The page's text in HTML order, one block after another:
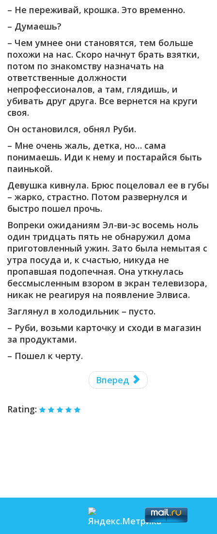
– Не переживай, крошка. Это временно.
– Думаешь?
– Чем умнее они становятся, тем больше
похожи на нас. Скоро начнут брать взятки,
потом по знакомству назначать на
ответственные должности
непрофессионалов, а там, глядишь, и
убивать друг друга. Все вернется на круги
своя.
Он остановился, обнял Руби.
– Мне очень жаль, детка, но… сама
понимаешь. Иди к нему и постарайся быть
паинькой.
Девушка кивнула. Брюс поцеловал ее в губы
– жарко, страстно. Потом развернулся и
быстро пошел прочь.
Вопреки ожиданиям Эл-ви-эс восемь ноль
один тридцать пять не обнаружил дома
приготовленный ужин. Зато была немытая с
утра посуда и, к счастью, никуда не
пропавшая подопечная. Она уткнулась
бессмысленным взором в экран телевизора,
никак не реагируя на появление Элвиса.
Заглянул в холодильник – пусто.
– Руби, возьми карточку и сходи в магазин
за продуктами.
– Пошел к черту.
Вперед
Rating: